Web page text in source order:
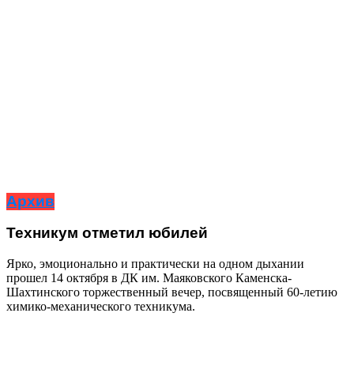
Архив
Техникум отметил юбилей
Ярко, эмоционально и практически на одном дыхании
прошел 14 октября в ДК им. Маяковского Каменска-
Шахтинского торжественный вечер, посвященный 60-летию
химико-механического техникума.